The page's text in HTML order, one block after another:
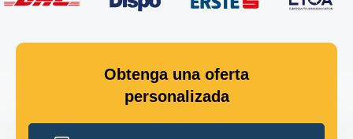
Obtenga una oferta
personalizada